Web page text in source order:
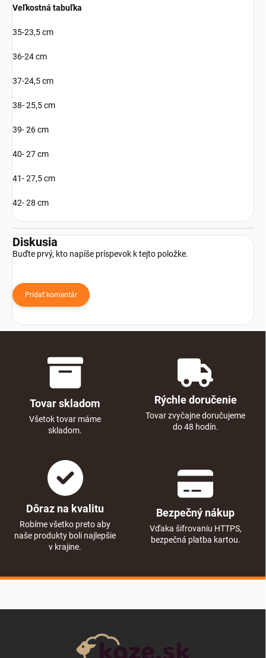
Veľkostná tabuľka
35-23,5 cm
36-24 cm
37-24,5 cm
38- 25,5 cm
39- 26 cm
40- 27 cm
41- 27,5 cm
42- 28 cm
Diskusia
Buďte prvý, kto napíše príspevok k tejto položke.
Pridať komentár
Tovar skladom
Všetok tovar máme
skladom.
Rýchle doručenie
Tovar zvyčajne doručujeme
do 48 hodín.
Dôraz na kvalitu
Robíme všetko preto aby
naše produkty boli najlepšie
v krajine.
Bezpečný nákup
Vďaka šifrovaniu HTTPS,
bezpečná platba kartou.